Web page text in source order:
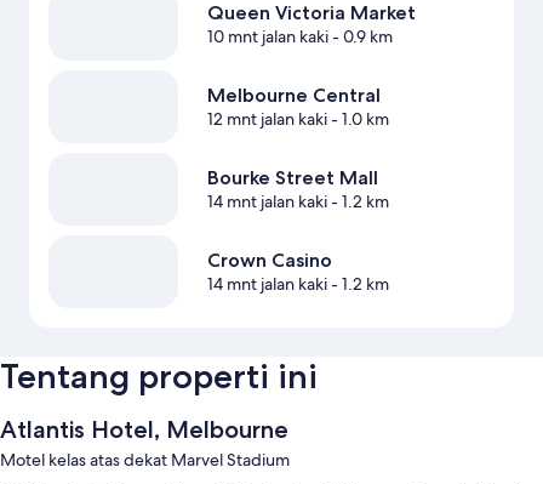
Queen Victoria Market
10 mnt jalan kaki- 0.9 km
Melbourne Central
12 mnt jalan kaki- 1.0 km
Bourke Street Mall
14 mnt jalan kaki- 1.2 km
Crown Casino
14 mnt jalan kaki- 1.2 km
Tentang properti ini
Atlantis Hotel, Melbourne
Motel kelas atas dekat Marvel Stadium